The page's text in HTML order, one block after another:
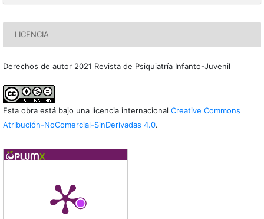
LICENCIA
Derechos de autor 2021 Revista de Psiquiatría Infanto-Juvenil
Esta obra está bajo una licencia internacional Creative Commons
Atribución-NoComercial-SinDerivadas 4.0.